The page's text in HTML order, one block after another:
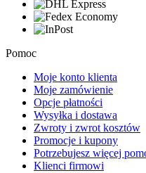
Pomoc
Moje konto klienta
Moje zamówienie
Opcje płatności
Wysyłka i dostawa
Zwroty i zwrot kosztów
Promocje i kupony
Potrzebujesz więcej
Klienci firmowi